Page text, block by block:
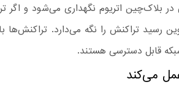
بلاک‌چین اتریوم نگهداری می‌شود و اگر
رسید تراکنش را نگه می‌دارد. تراکنش‌ها
قابل دسترسی هستند.